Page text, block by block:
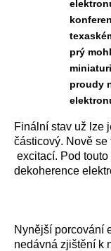
prý
proudy
Finální stav už lze
částicový. Nově
excitací. Pod touto
dekoherence
Nynější porcování
nedávná zjištění k